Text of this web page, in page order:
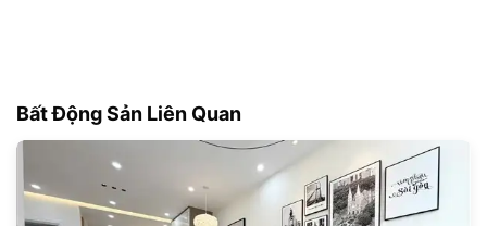
Bất Động Sản Liên Quan
181